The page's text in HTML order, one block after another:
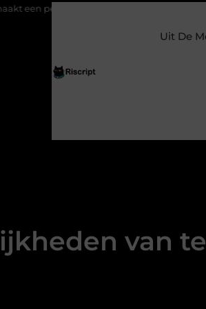
kaart ieder moment bijzonder
Uit De
van